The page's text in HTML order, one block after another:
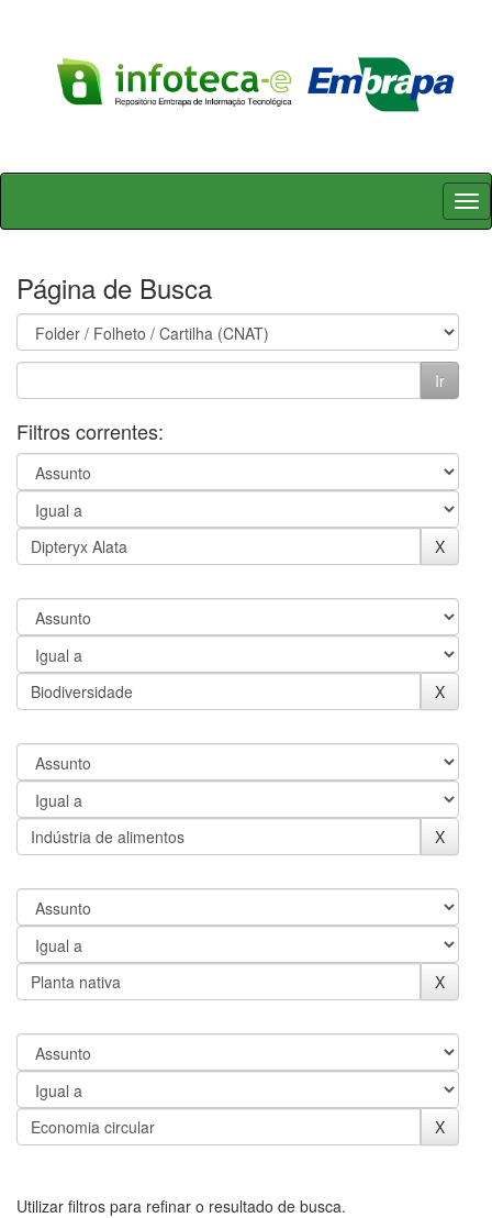
Skip
Página de Busca
Filtros correntes:
Utilizar filtros para refinar o resultado de busca.